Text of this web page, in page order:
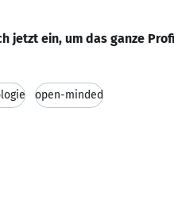
jetzt ein, um das ganze
open-minded